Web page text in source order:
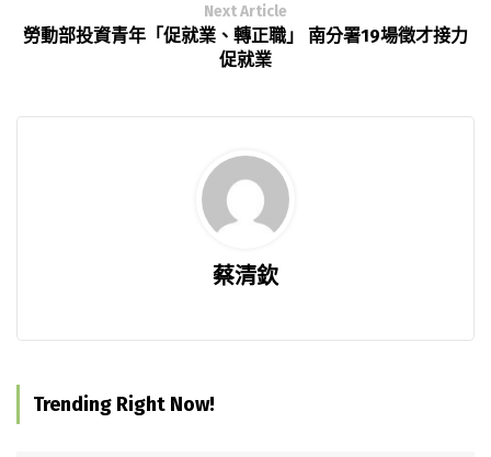
Next Article
勞動部投資青年「促就業、轉正職」 南分署19場徵才接力
促就業
蔡清欽
Trending Right Now!